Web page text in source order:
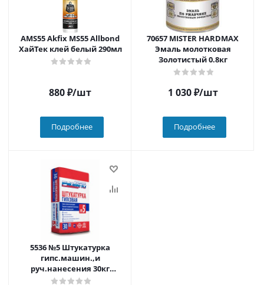
AMS55 Akfix MS55 Allbond
ХайТек клей белый 290мл
880₽/шт
Подробнее
70657 MISTER HARDMAX
Эмаль молотковая
Золотистый 0.8кг
1 030₽/шт
Подробнее
5536 №5 Штукатурка
гипс.машин.,и
руч.нанесения 30кг
(50шт./пал)